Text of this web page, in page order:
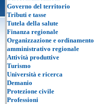
Governo del territorio
Tributi e tasse
Tutela della salute
Finanza regionale
Organizzazione e ordinamento
amministrativo regionale
Attività produttive
Turismo
Università e ricerca
Demanio
Protezione civile
Professioni